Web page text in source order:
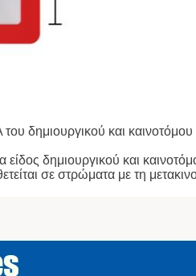
δημιουργικού και
είδος δημιουργικού και
σε στρώματα με τη